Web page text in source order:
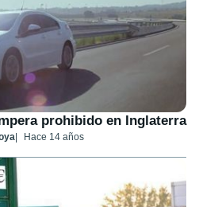
prohibido en Inglaterra
Hace 14 años